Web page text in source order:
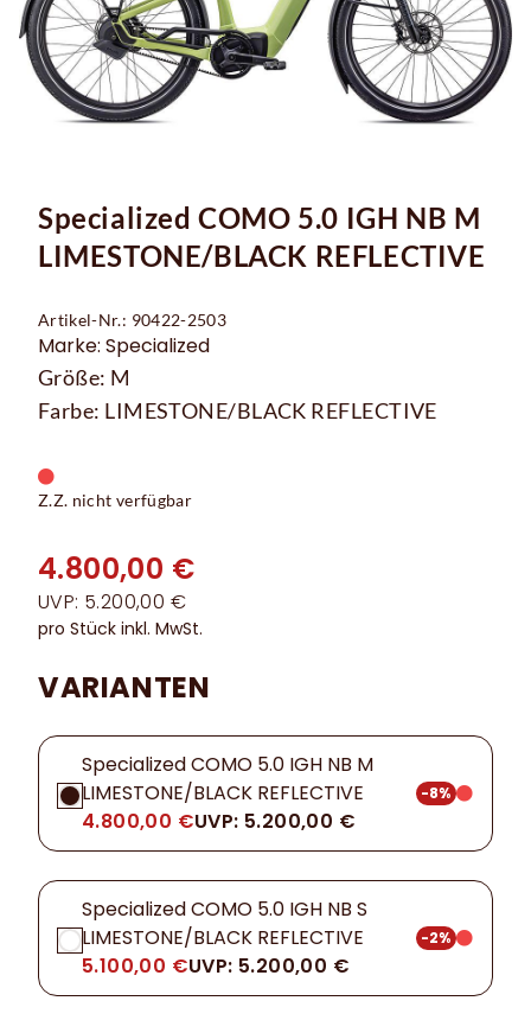
Specialized COMO 5.0 IGH NB M
LIMESTONE/BLACK REFLECTIVE
Artikel-Nr.: 90422-2503
Marke: Specialized
Größe: M
Farbe: LIMESTONE/BLACK REFLECTIVE
Z.Z. nicht verfügbar
4.800,00 €
UVP: 5.200,00 €
pro Stück inkl. MwSt.
VARIANTEN
Specialized COMO 5.0 IGH NB M
LIMESTONE/BLACK REFLECTIVE
4.800,00 €UVP: 5.200,00 €
-8%
Specialized COMO 5.0 IGH NB S
LIMESTONE/BLACK REFLECTIVE
5.100,00 €UVP: 5.200,00 €
-2%